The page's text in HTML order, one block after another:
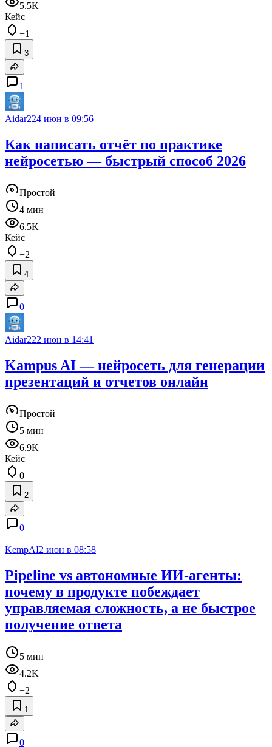
5.5K
Кейс
+1
3
1
Aidar224 июн в 09:56
Как написать отчёт по практике
нейросетью — быстрый способ 2026
Простой
4 мин
6.5K
Кейс
+2
4
0
Aidar222 июн в 14:41
Kampus AI — нейросеть для генерации
презентаций и отчетов онлайн
Простой
5 мин
6.9K
Кейс
0
2
0
KempAI2 июн в 08:58
Pipeline vs автономные ИИ-агенты:
почему в продукте побеждает
управляемая сложность, а не быстрое
получение ответа
5 мин
4.2K
+2
1
0